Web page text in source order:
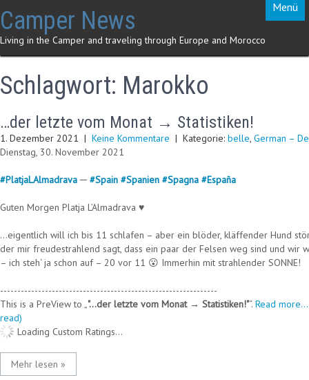
to
content
Camper News
Living in the Camper and traveling through Europe and Morocco
Menü
Schlagwort: Marokko
…der letzte vom Monat → Statistiken!
1. Dezember 2021 | Keine Kommentare | Kategorie: belle, German –
Dienstag, 30. November 2021
#PlatjaLAlmadrava ─ #Spain #Spanien #Spagna #España
Guten Morgen Platja L’Almadrava ♥
…eigentlich will ich bis 11 schlafen – aber ein blöder, kläffender Hund
der mir freudestrahlend sagt, dass ein paar der Felsen weg sind und wir
– ich steh‘ ja schon auf – 20 vor 11 😮 Immerhin mit strahlender SONNE!
---------------------------------------------------------------
This is a PreView to "…der letzte vom Monat → Statistiken!". Read
read)
Loading Custom Ratings...
Mehr lesen »